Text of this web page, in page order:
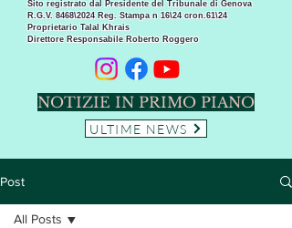
Sito registrato dal Presidente del Tribunale di Genova
R.G.V. 8468\2024 Reg. Stampa n 16\24 cron.61\24 ​
Proprietario Talal Khrais
Direttore Responsabile Roberto Roggero
NOTIZIE IN PRIMO PIANO
ULTIME NEWS
Post
All Posts